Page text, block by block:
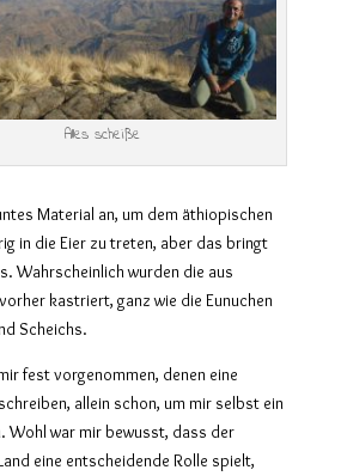
Alles scheiße
Material an, um dem äthiopischen
in die Eier zu treten, aber das bringt
Wahrscheinlich wurden die aus
kastriert, ganz wie die Eunuchen
Scheichs.
fest vorgenommen, denen eine
allein schon, um mir selbst ein
Wohl war mir bewusst, dass der
eine entscheidende Rolle spielt,